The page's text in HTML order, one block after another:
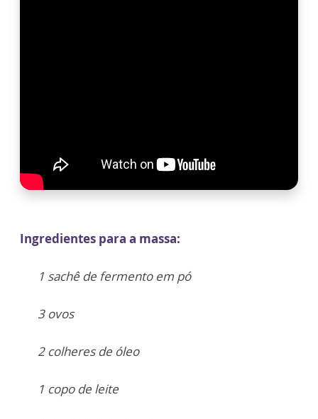
Ingredientes para a massa:
1 sachê de fermento em pó
3 ovos
2 colheres de óleo
1 copo de leite